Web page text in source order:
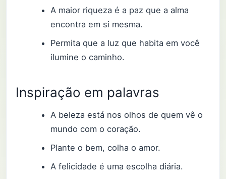
A maior riqueza é a paz que a alma
encontra em si mesma.
Permita que a luz que habita em você
ilumine o caminho.
Inspiração em palavras
A beleza está nos olhos de quem vê o
mundo com o coração.
Plante o bem, colha o amor.
A felicidade é uma escolha diária.